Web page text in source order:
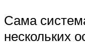
Сама
нескольких